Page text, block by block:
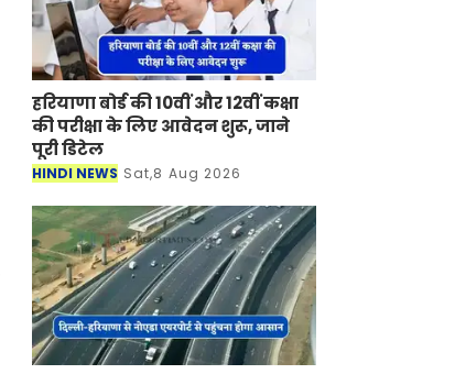
हरियाणा बोर्ड की 10वीं और 12वीं कक्षा
की परीक्षा के लिए आवेदन शुरू, जाने
पूरी डिटेल
HINDI NEWS Sat,8 Aug 2026